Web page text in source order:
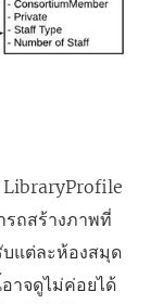
LibraryProfile
รถสร้างภาพที่
บแต่ละห้องสมุด
าจดูไม่ค่อยได้